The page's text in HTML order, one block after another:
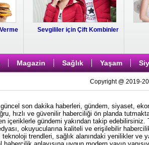
Sevgililer için Çift Kombinler
Magazin Sağlık Yaşam
Copyright @ 2019-
son dakika haberleri, gündem, siyaset,
hızlı ve güvenilir haberciliği ön planda
içeriklerle gündemi yakından takip
okuyucularına kaliteli ve erişilebilir
teknoloji trendleri, sağlık alanındaki yenilikler